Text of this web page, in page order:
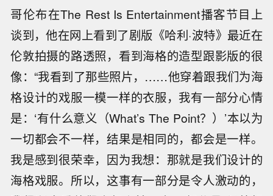
哥伦布在The Rest Is Entertainment播客节目上
谈到，他在网上看到了剧版《哈利·波特》最近在
伦敦拍摄的路透照，看到海格的造型跟影版的很
像：“我看到了那些照片，……他穿着跟我们为海
格设计的戏服一模一样的衣服，我有一部分心情
是：‘有什么意义（What’s The Point？）’本以为
一切都会不一样，结果是相同的，都会是一样。
我是感到很荣幸，因为我想：那就是我们设计的
海格戏服。所以，这事有一部分是令人激动的，